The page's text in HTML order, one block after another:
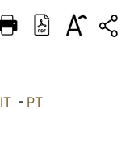
ITALIANO
IT - PT